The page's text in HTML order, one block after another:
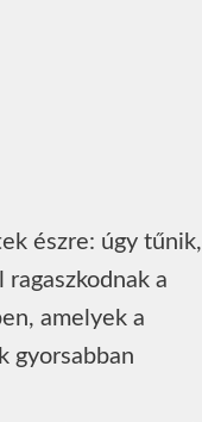
észre: úgy tűnik,
a
amelyek a
gyorsabban